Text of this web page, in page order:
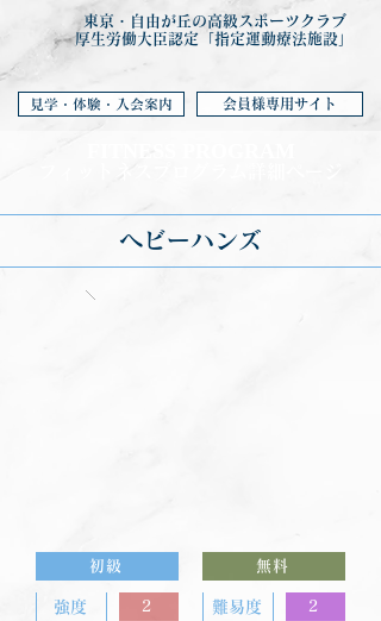
東京・自由が丘の高級スポーツクラブ
厚生労働大臣認定「指定運動療法施設」
見学・体験・入会案内 会員様専用サイト
ヘビーハンズ
初級
強度 2
無料
難易度 2